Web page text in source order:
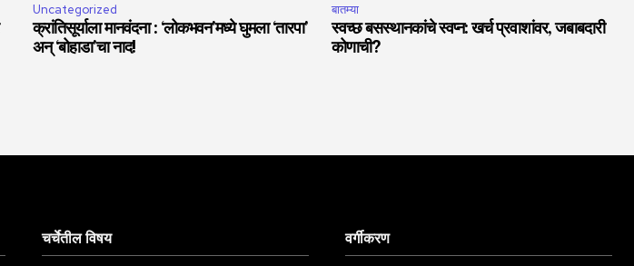
Uncategorized
क्रांतिसूर्याला मानवंदना : ‘लोकभवन’मध्ये घुमला ‘तारपा’
अन् ‘बोहाडा’चा नाद!
बातम्या
स्वच्छ बसस्थानकांचे स्वप्न: खर्च प्रवाशांवर, जबाबदारी
कोणाची?
चर्चेतील विषय वर्गीकरण